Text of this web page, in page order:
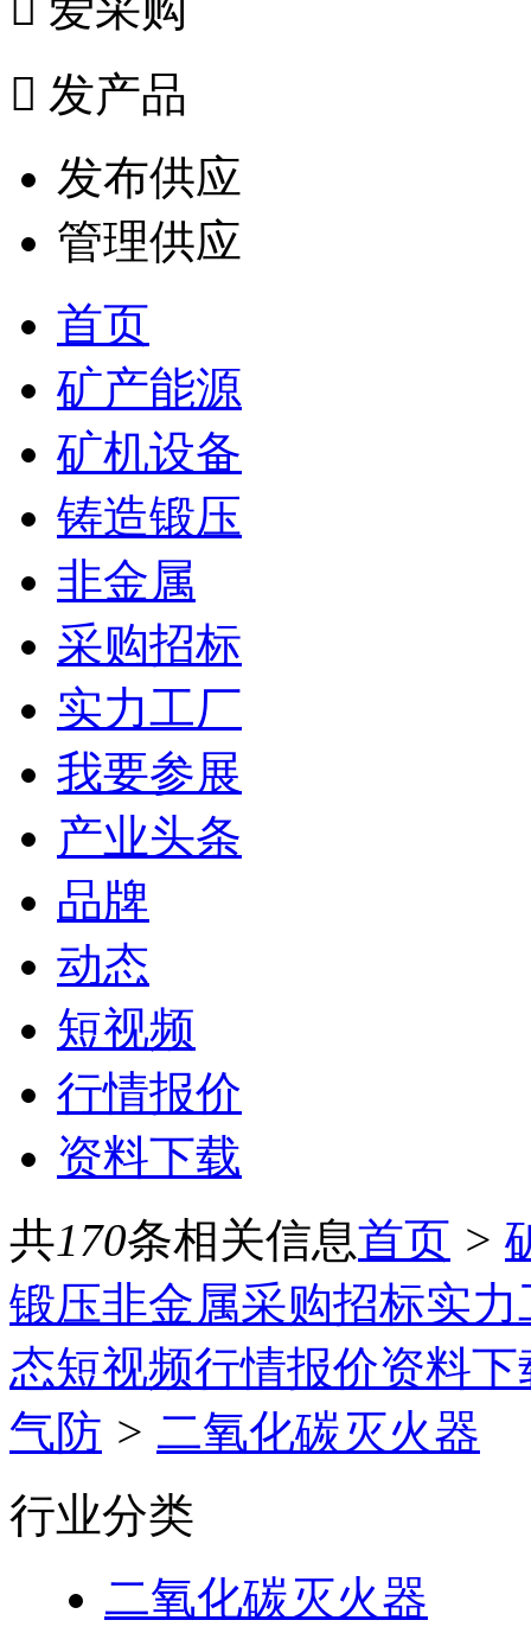
 发产品
发布供应
管理供应
首页
矿产能源
矿机设备
铸造锻压
非金属
采购招标
实力工厂
我要参展
产业头条
品牌
动态
短视频
行情报价
资料下载
共170条相关信息首页 >
锻压非金属采购招标实力
态短视频行情报价资料下
气防 > 二氧化碳灭火器
行业分类
二氧化碳灭火器